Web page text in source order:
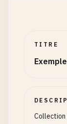
TITRE
Collection